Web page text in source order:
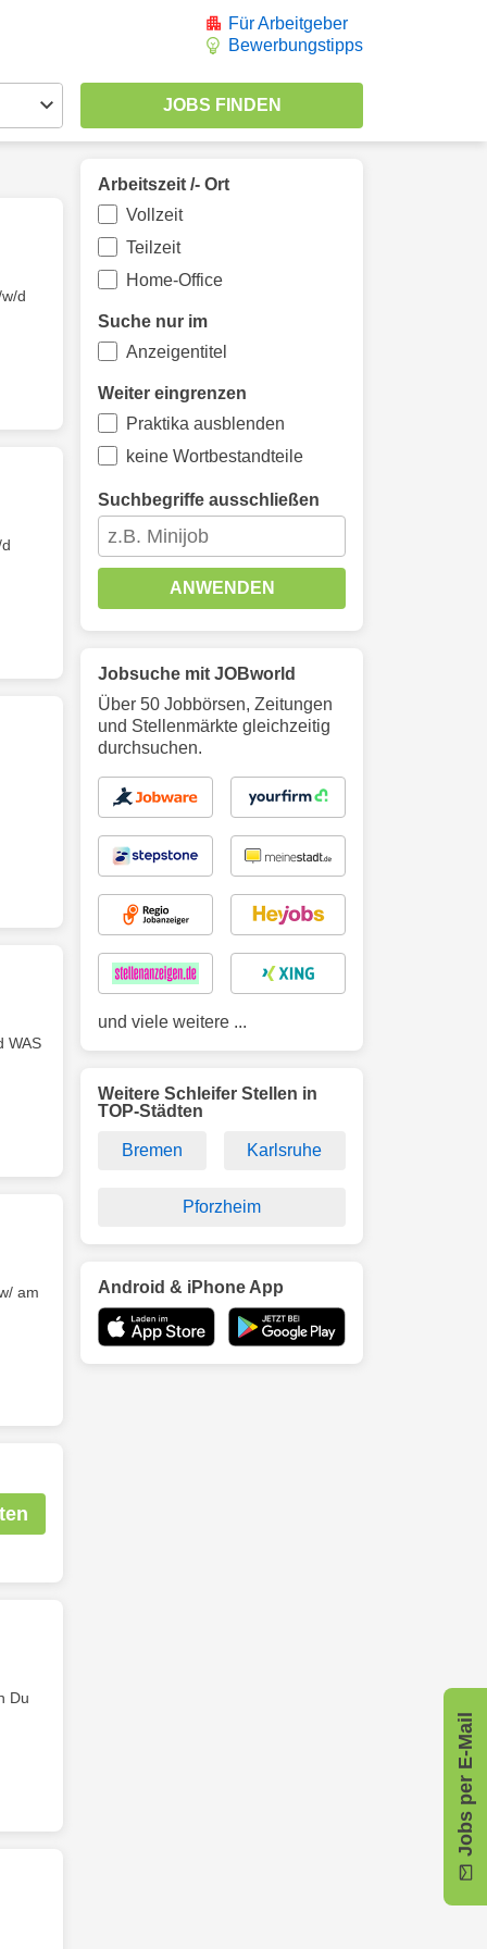
Für Arbeitgeber
Bewerbungstipps
d
WAS
am
Du
Jobs per E-Mail
Arbeitszeit /- Ort
Vollzeit
Teilzeit
Home-Office
Suche nur im
Anzeigentitel
Weiter eingrenzen
Praktika ausblenden
keine Wortbestandteile
Suchbegriffe ausschließen
ANWENDEN
Jobsuche mit JOBworld
Über 50 Jobbörsen, Zeitungen
und Stellenmärkte gleichzeitig
durchsuchen.
und viele weitere ...
Weitere Schleifer Stellen in
TOP-Städten
Bremen Karlsruhe
Pforzheim
Android & iPhone App